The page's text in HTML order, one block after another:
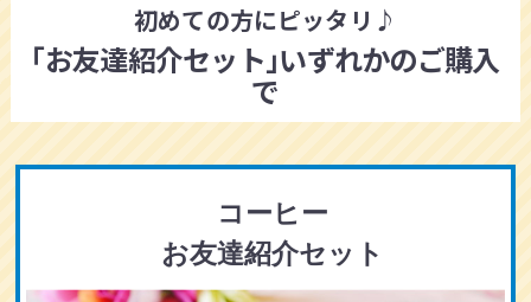
初めての方にピッタリ♪
｢お友達紹介セット｣いずれかのご購入
で
コーヒー
お友達紹介セット